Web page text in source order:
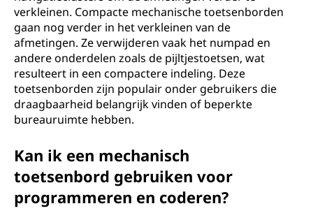
verkleinen. Compacte mechanische toetsenborden
gaan nog verder in het verkleinen van de
afmetingen. Ze verwijderen vaak het numpad en
andere onderdelen zoals de pijltjestoetsen, wat
resulteert in een compactere indeling. Deze
toetsenborden zijn populair onder gebruikers die
draagbaarheid belangrijk vinden of beperkte
bureauruimte hebben.
Kan ik een mechanisch
toetsenbord gebruiken voor
programmeren en coderen?